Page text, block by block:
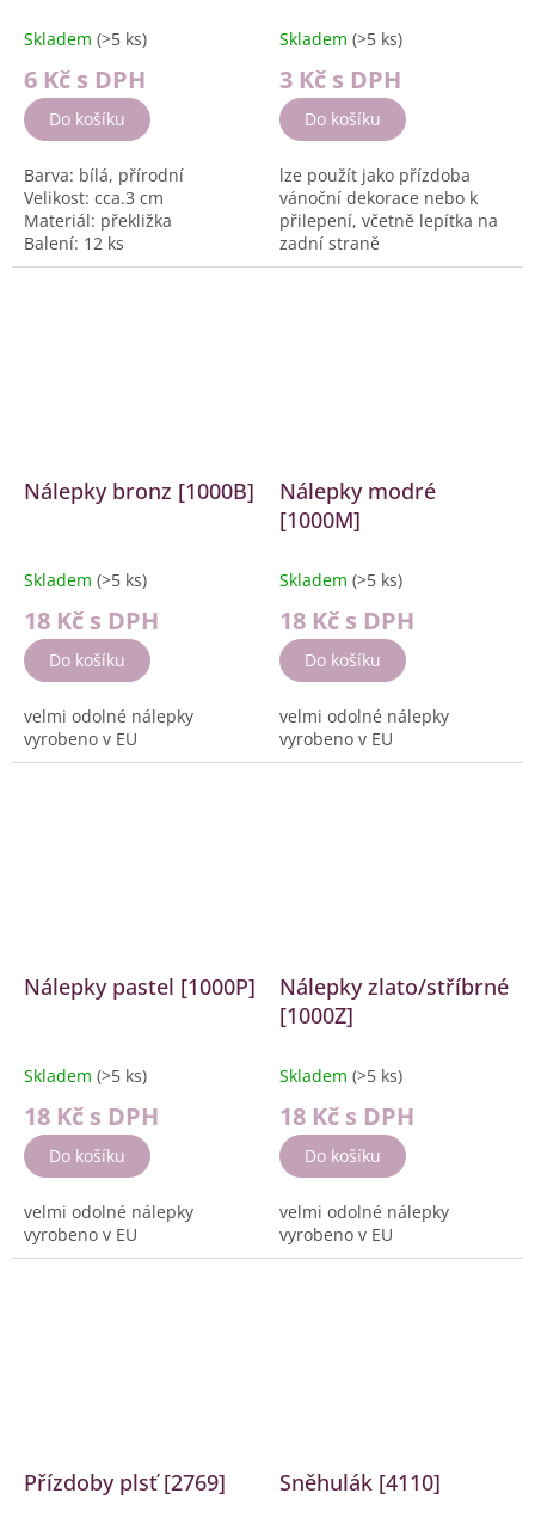
Skladem (>5 ks)
6 Kč s DPH
Do košíku
Barva: bílá, přírodní
Velikost: cca.3 cm
Materiál: překližka
Balení: 12 ks
Skladem (>5 ks)
3 Kč s DPH
Do košíku
lze použít jako přízdoba
vánoční dekorace nebo k
přilepení, včetně lepítka na
zadní straně
Velikost: cca. 3 cm
Nálepky bronz [1000B]
Skladem (>5 ks)
18 Kč s DPH
Do košíku
velmi odolné nálepky
vyrobeno v EU
Nálepky modré
[1000M]
Skladem (>5 ks)
18 Kč s DPH
Do košíku
velmi odolné nálepky
vyrobeno v EU
Nálepky pastel [1000P]
Skladem (>5 ks)
18 Kč s DPH
Do košíku
velmi odolné nálepky
vyrobeno v EU
Nálepky zlato/stříbrné
[1000Z]
Skladem (>5 ks)
18 Kč s DPH
Do košíku
velmi odolné nálepky
vyrobeno v EU
Přízdoby plsť [2769] Sněhulák [4110]